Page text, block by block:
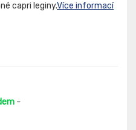
capri leginy.Více informací
-